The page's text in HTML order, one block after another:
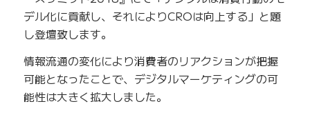
デル化に貢献し、それによりCROは向上する」と題
し登壇致します。
情報流通の変化により消費者のリアクションが把握
可能となったことで、デジタルマーケティングの可
能性は大きく拡大しました。